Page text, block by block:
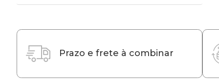
Prazo e frete à combinar